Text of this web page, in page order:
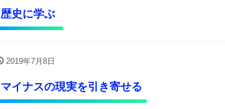
歴史に学ぶ
2019年7月8日
マイナスの現実を引き寄せる